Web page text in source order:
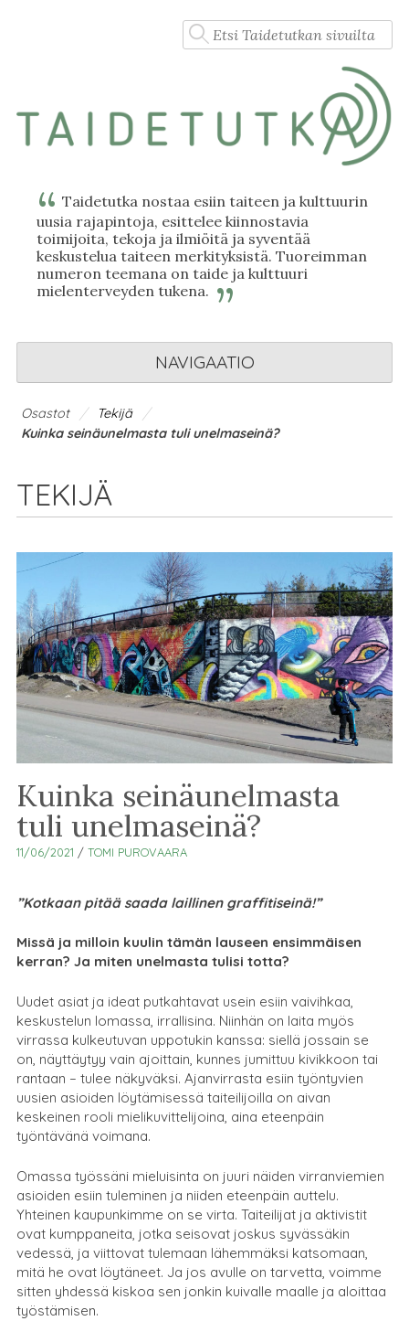
Taidetutka nostaa esiin taiteen ja kulttuurin
uusia rajapintoja, esittelee kiinnostavia
toimijoita, tekoja ja ilmiöitä ja syventää
keskustelua taiteen merkityksistä. Tuoreimman
numeron teemana on taide ja kulttuuri
mielenterveyden tukena.
NAVIGAATIO
Osastot / Tekijä /
Kuinka seinäunelmasta tuli unelmaseinä?
TEKIJÄ
Kuinka seinäunelmasta
tuli unelmaseinä?
11/06/2021 / TOMI PUROVAARA
”Kotkaan pitää saada laillinen graffitiseinä!”
Missä ja milloin kuulin tämän lauseen ensimmäisen
kerran? Ja miten unelmasta tulisi totta?
Uudet asiat ja ideat putkahtavat usein esiin vaivihkaa,
keskustelun lomassa, irrallisina. Niinhän on laita myös
virrassa kulkeutuvan uppotukin kanssa: siellä jossain se
on, näyttäytyy vain ajoittain, kunnes jumittuu kivikkoon tai
rantaan – tulee näkyväksi. Ajanvirrasta esiin työntyvien
uusien asioiden löytämisessä taiteilijoilla on aivan
keskeinen rooli mielikuvittelijoina, aina eteenpäin
työntävänä voimana.
Omassa työssäni mieluisinta on juuri näiden virranviemien
asioiden esiin tuleminen ja niiden eteenpäin auttelu.
Yhteinen kaupunkimme on se virta. Taiteilijat ja aktivistit
ovat kumppaneita, jotka seisovat joskus syvässäkin
vedessä, ja viittovat tulemaan lähemmäksi katsomaan,
mitä he ovat löytäneet. Ja jos avulle on tarvetta, voimme
sitten yhdessä kiskoa sen jonkin kuivalle maalle ja aloittaa
työstämisen.